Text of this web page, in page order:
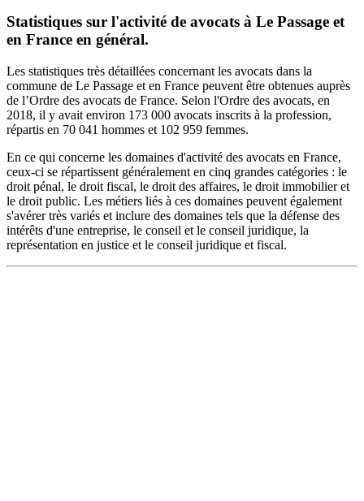
Statistiques sur l'activité de avocats à Le Passage et
en France en général.
Les statistiques très détaillées concernant les avocats dans la
commune de Le Passage et en France peuvent être obtenues auprès
de l’Ordre des avocats de France. Selon l'Ordre des avocats, en
2018, il y avait environ 173 000 avocats inscrits à la profession,
répartis en 70 041 hommes et 102 959 femmes.
En ce qui concerne les domaines d'activité des avocats en France,
ceux-ci se répartissent généralement en cinq grandes catégories : le
droit pénal, le droit fiscal, le droit des affaires, le droit immobilier et
le droit public. Les métiers liés à ces domaines peuvent également
s'avérer très variés et inclure des domaines tels que la défense des
intérêts d'une entreprise, le conseil et le conseil juridique, la
représentation en justice et le conseil juridique et fiscal.